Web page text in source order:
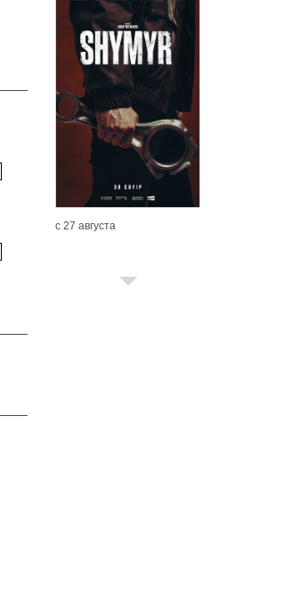
с 27 августа